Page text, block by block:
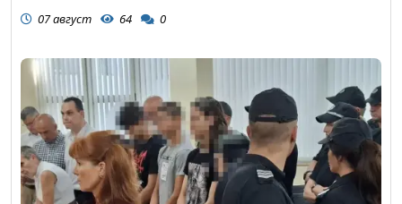
07 август 64 0